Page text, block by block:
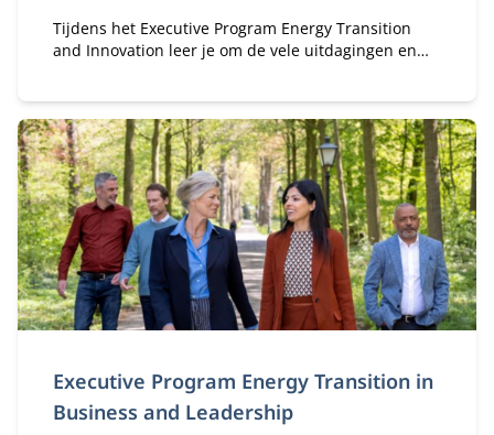
Tijdens het Executive Program Energy Transition
and Innovation leer je om de vele uitdagingen en
Executive Program Energy Transition in
Business and Leadership